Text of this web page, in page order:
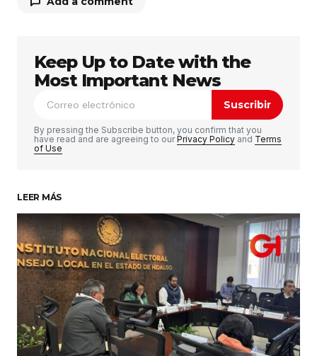
Tu dirección de correo electrónico no será
publicada. Los campos obligatorios están
marcados con *
Comentario *
Su nombre*
Tu correo electrónico*
Guardar mi nombre, correo electrónico y sitio
web en este navegador para la próxima vez que
haga un comentario.
Keep Up to Date with the
Most Important News
Suscribir
By pressing the Subscribe button, you confirm that you
have read and are agreeing to ourPrivacy Policy and Terms
of Use
LEER MÁS